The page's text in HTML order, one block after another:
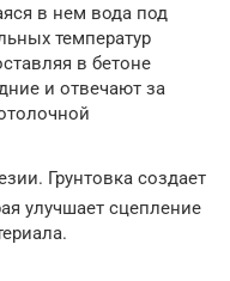
в нем вода под
температур
в бетоне
и отвечают за
Грунтовка создает
улучшает сцепление